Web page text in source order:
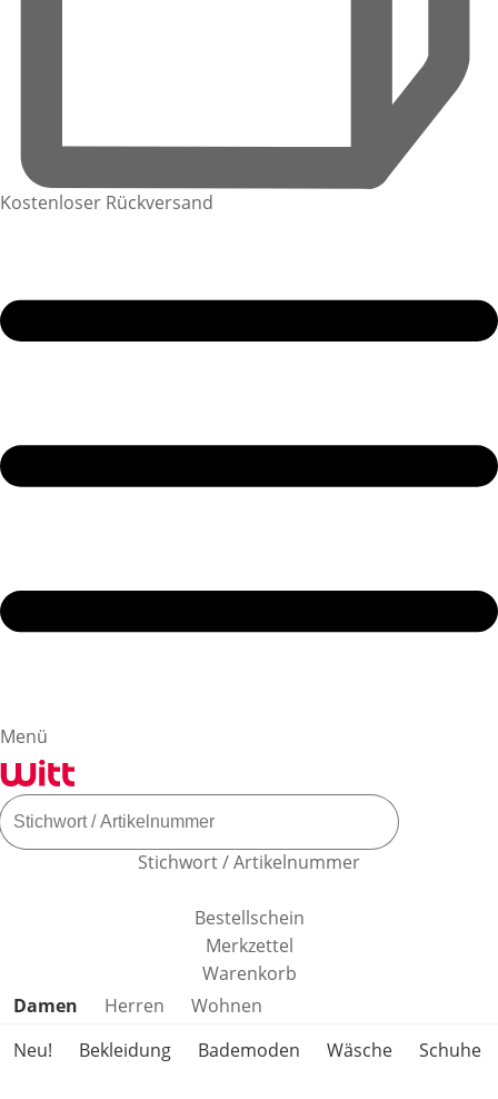
Kostenloser Rückversand
Menü
Stichwort / Artikelnummer
Bestellschein
Merkzettel
Warenkorb
Produktkategorien überspringen
Damen Herren
Wohnen
Neu!
Bekleidung Bademoden Wäsche Schuhe